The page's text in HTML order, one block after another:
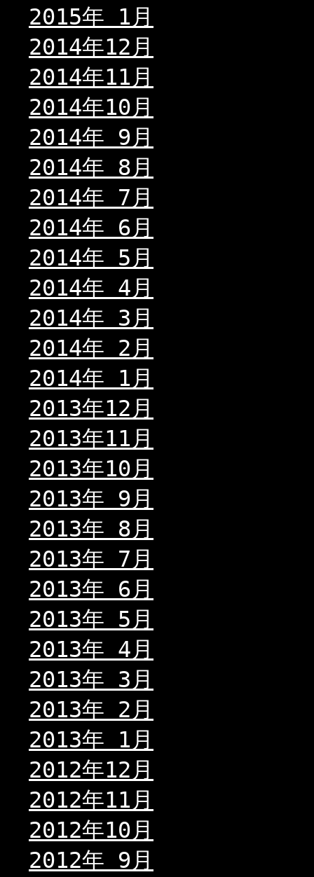
2015年 1月
2014年12月
2014年11月
2014年10月
2014年 9月
2014年 8月
2014年 7月
2014年 6月
2014年 5月
2014年 4月
2014年 3月
2014年 2月
2014年 1月
2013年12月
2013年11月
2013年10月
2013年 9月
2013年 8月
2013年 7月
2013年 6月
2013年 5月
2013年 4月
2013年 3月
2013年 2月
2013年 1月
2012年12月
2012年11月
2012年10月
2012年 9月